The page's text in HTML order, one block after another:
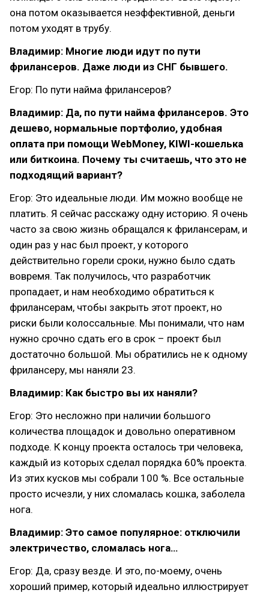
она потом оказывается неэффективной, деньги
потом уходят в трубу.
Владимир: Многие люди идут по пути
фрилансеров. Даже люди из СНГ бывшего.
Егор: По пути найма фрилансеров?
Владимир: Да, по пути найма фрилансеров. Это
дешево, нормальные портфолио, удобная
оплата при помощи WebMoney, KIWI-кошелька
или биткоина. Почему ты считаешь, что это не
подходящий вариант?
Егор: Это идеальные люди. Им можно вообще не
платить. Я сейчас расскажу одну историю. Я очень
часто за свою жизнь обращался к фрилансерам, и
один раз у нас был проект, у которого
действительно горели сроки, нужно было сдать
вовремя. Так получилось, что разработчик
пропадает, и нам необходимо обратиться к
фрилансерам, чтобы закрыть этот проект, но
риски были колоссальные. Мы понимали, что нам
нужно срочно сдать его в срок – проект был
достаточно большой. Мы обратились не к одному
фрилансеру, мы наняли 23.
Владимир: Как быстро вы их наняли?
Егор: Это несложно при наличии большого
количества площадок и довольно оперативном
подходе. К концу проекта осталось три человека,
каждый из которых сделал порядка 60% проекта.
Из этих кусков мы собрали 100 %. Все остальные
просто исчезли, у них сломалась кошка, заболела
нога.
Владимир: Это самое популярное: отключили
электричество, сломалась нога…
Егор: Да, сразу везде. И это, по-моему, очень
хороший пример, который идеально иллюстрирует